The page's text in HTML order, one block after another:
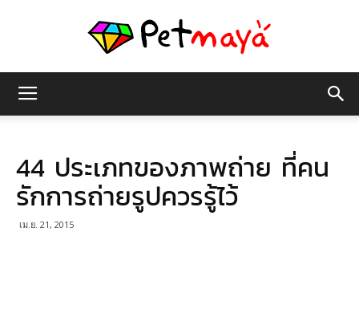
มายา
44 ประเภทของภาพถ่าย ที่คน
รักการถ่ายรูปควรรู้ไว้
เม.ย. 21, 2015